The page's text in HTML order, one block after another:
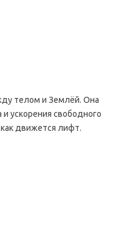
телом и Землёй. Она
ускорения свободного
как движется лифт.